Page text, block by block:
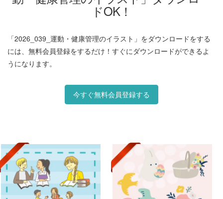
ドOK！
「2026_039_運動・健康管理のイラスト」をダウンロードをする
には、無料会員登録をするだけ！すぐにダウンロードができるよ
うになります。
今すぐ無料会員登録する